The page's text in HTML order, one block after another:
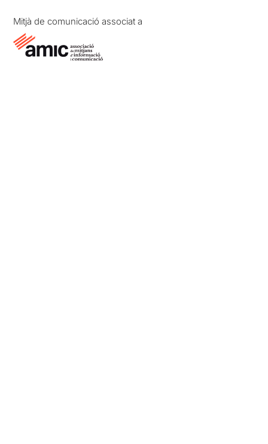
Mitjà de comunicació associat a